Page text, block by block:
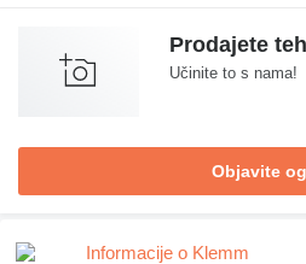
Prodajete
Učinite to s nama!
Objavite
Informacije o Klemm